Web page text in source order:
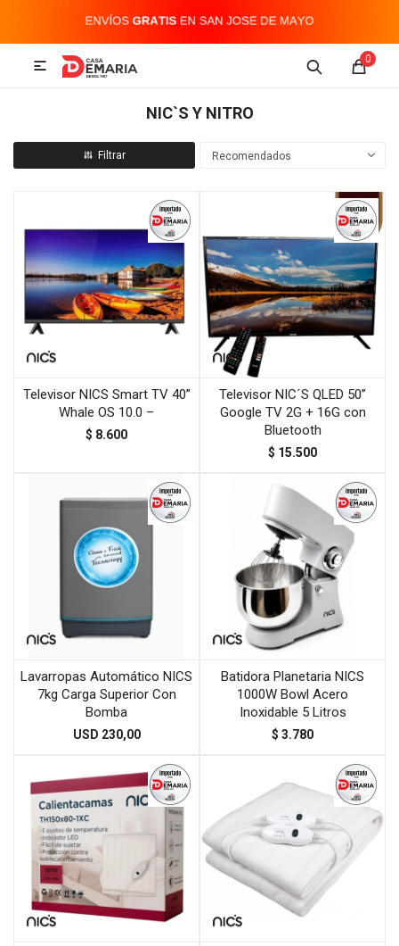
0

NIC`S Y NITRO
Recomendados
Televisor NICS Smart TV 40”
Whale OS 10.0 –
$ 8.600
Televisor NIC´S QLED 50”
Google TV 2G + 16G con
Bluetooth
$ 15.500
Lavarropas Automático NICS
7kg Carga Superior Con
Bomba
USD 230,00
Batidora Planetaria NICS
1000W Bowl Acero
Inoxidable 5 Litros
$ 3.780
MI CUENTA
Imagen y Sonido Hogar
Televisores y accesorios
Accesorios